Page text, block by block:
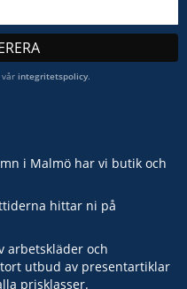
integritetspolicy.
i Malmö har vi butik och
hittar ni på
arbetskläder och
utbud av presentartiklar
prisklasser.